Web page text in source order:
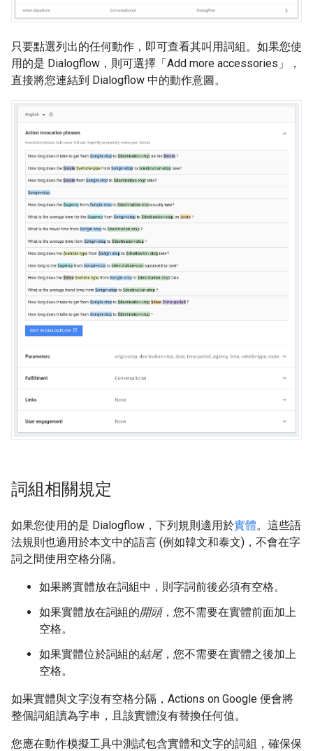
只要點選列出的任何動作，即可查看其叫用詞組。如果您使
用的是 Dialogflow，則可選擇「Add more accessories」
，
直接將您連結到 Dialogflow 中的動作意圖。
詞組相關規定
如果您使用的是 Dialogflow，下列規則適用於實體。這些語
法規則也適用於本文中的語言 (例如韓文和泰文)，不會在字
詞之間使用空格分隔。
如果將實體放在詞組中，則字詞前後必須有空格。
如果實體放在詞組的開頭，您不需要在實體前面加上
空格。
如果實體位於詞組的結尾，您不需要在實體之後加上
空格。
如果實體與文字沒有空格分隔，Actions on Google 便會將
整個詞組讀為字串，且該實體沒有替換任何值。
您應在動作模擬工具中測試包含實體和文字的詞組，確保保